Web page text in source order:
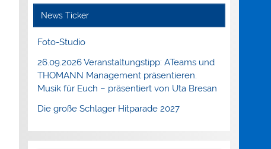
News Ticker
Foto-Studio
26.09.2026 Veranstaltungstipp: ATeams und
THOMANN Management präsentieren.
Musik für Euch – präsentiert von Uta Bresan
Die große Schlager Hitparade 2027